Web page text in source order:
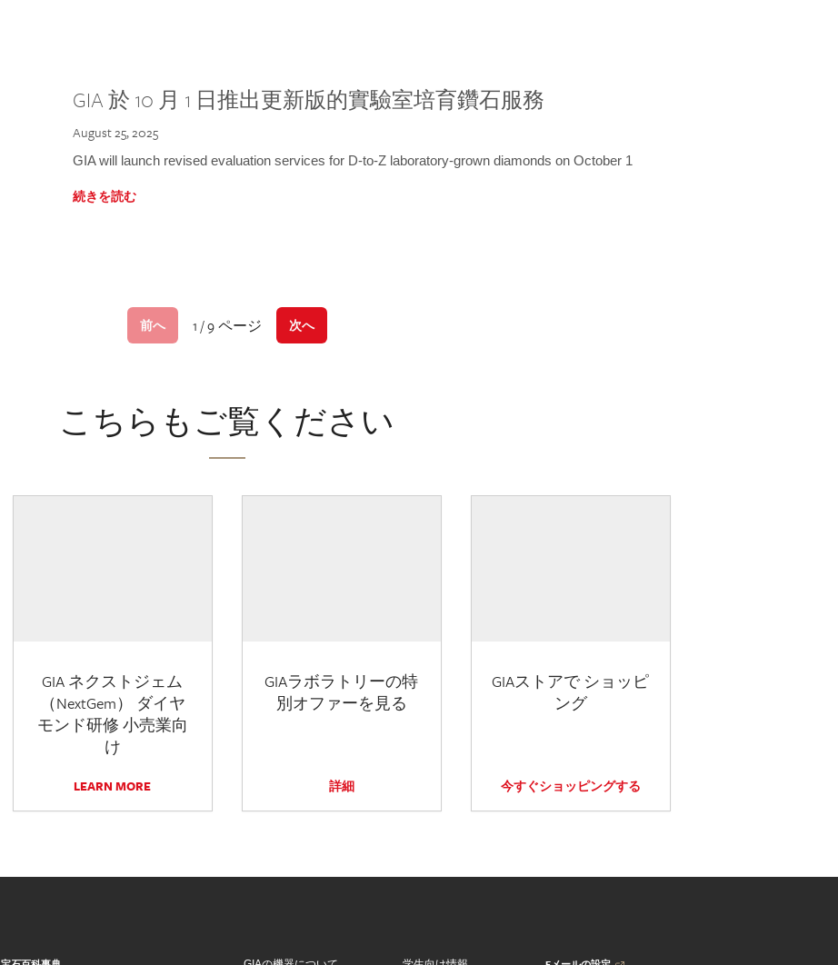
GIA 於 10 月 1 日推出更新版的實驗室培育鑽石服務
August 25, 2025
GIA will launch revised evaluation services for D-to-Z laboratory-grown diamonds on October 1
続きを読む
前へ 1 / 9 ページ 次へ
こちらもご覧ください
GIA ネクストジェム
（NextGem） ダイヤ
モンド研修 小売業向
け
LEARN MORE
GIAラボラトリーの特
別オファーを見る
詳細
GIAストアで ショッピ
ング
今すぐショッピングする